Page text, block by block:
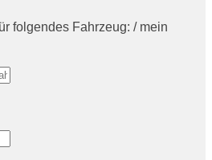
folgendes Fahrzeug: / mein